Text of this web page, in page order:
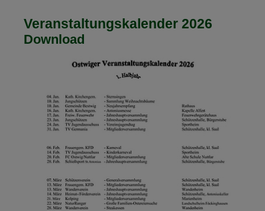
Veranstaltungskalender 2026
Download